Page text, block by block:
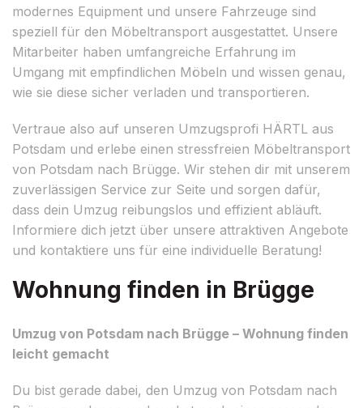
modernes Equipment und unsere Fahrzeuge sind
speziell für den Möbeltransport ausgestattet. Unsere
Mitarbeiter haben umfangreiche Erfahrung im
Umgang mit empfindlichen Möbeln und wissen genau,
wie sie diese sicher verladen und transportieren.
Vertraue also auf unseren Umzugsprofi HÄRTL aus
Potsdam und erlebe einen stressfreien Möbeltransport
von Potsdam nach Brügge. Wir stehen dir mit unserem
zuverlässigen Service zur Seite und sorgen dafür,
dass dein Umzug reibungslos und effizient abläuft.
Informiere dich jetzt über unsere attraktiven Angebote
und kontaktiere uns für eine individuelle Beratung!
Wohnung finden in Brügge
Umzug von Potsdam nach Brügge – Wohnung finden
leicht gemacht
Du bist gerade dabei, den Umzug von Potsdam nach